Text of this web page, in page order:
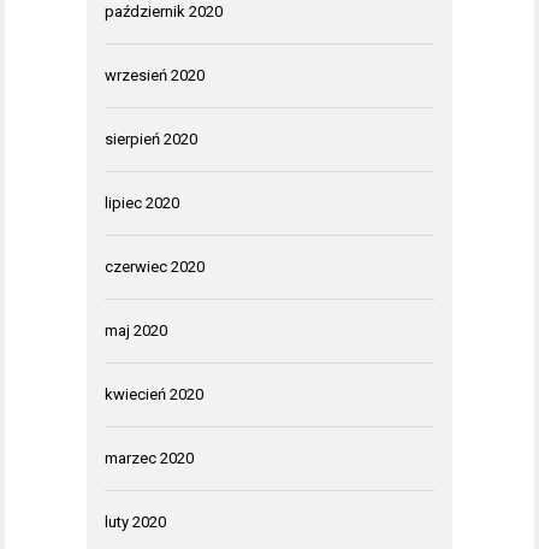
październik 2020
wrzesień 2020
sierpień 2020
lipiec 2020
czerwiec 2020
maj 2020
kwiecień 2020
marzec 2020
luty 2020